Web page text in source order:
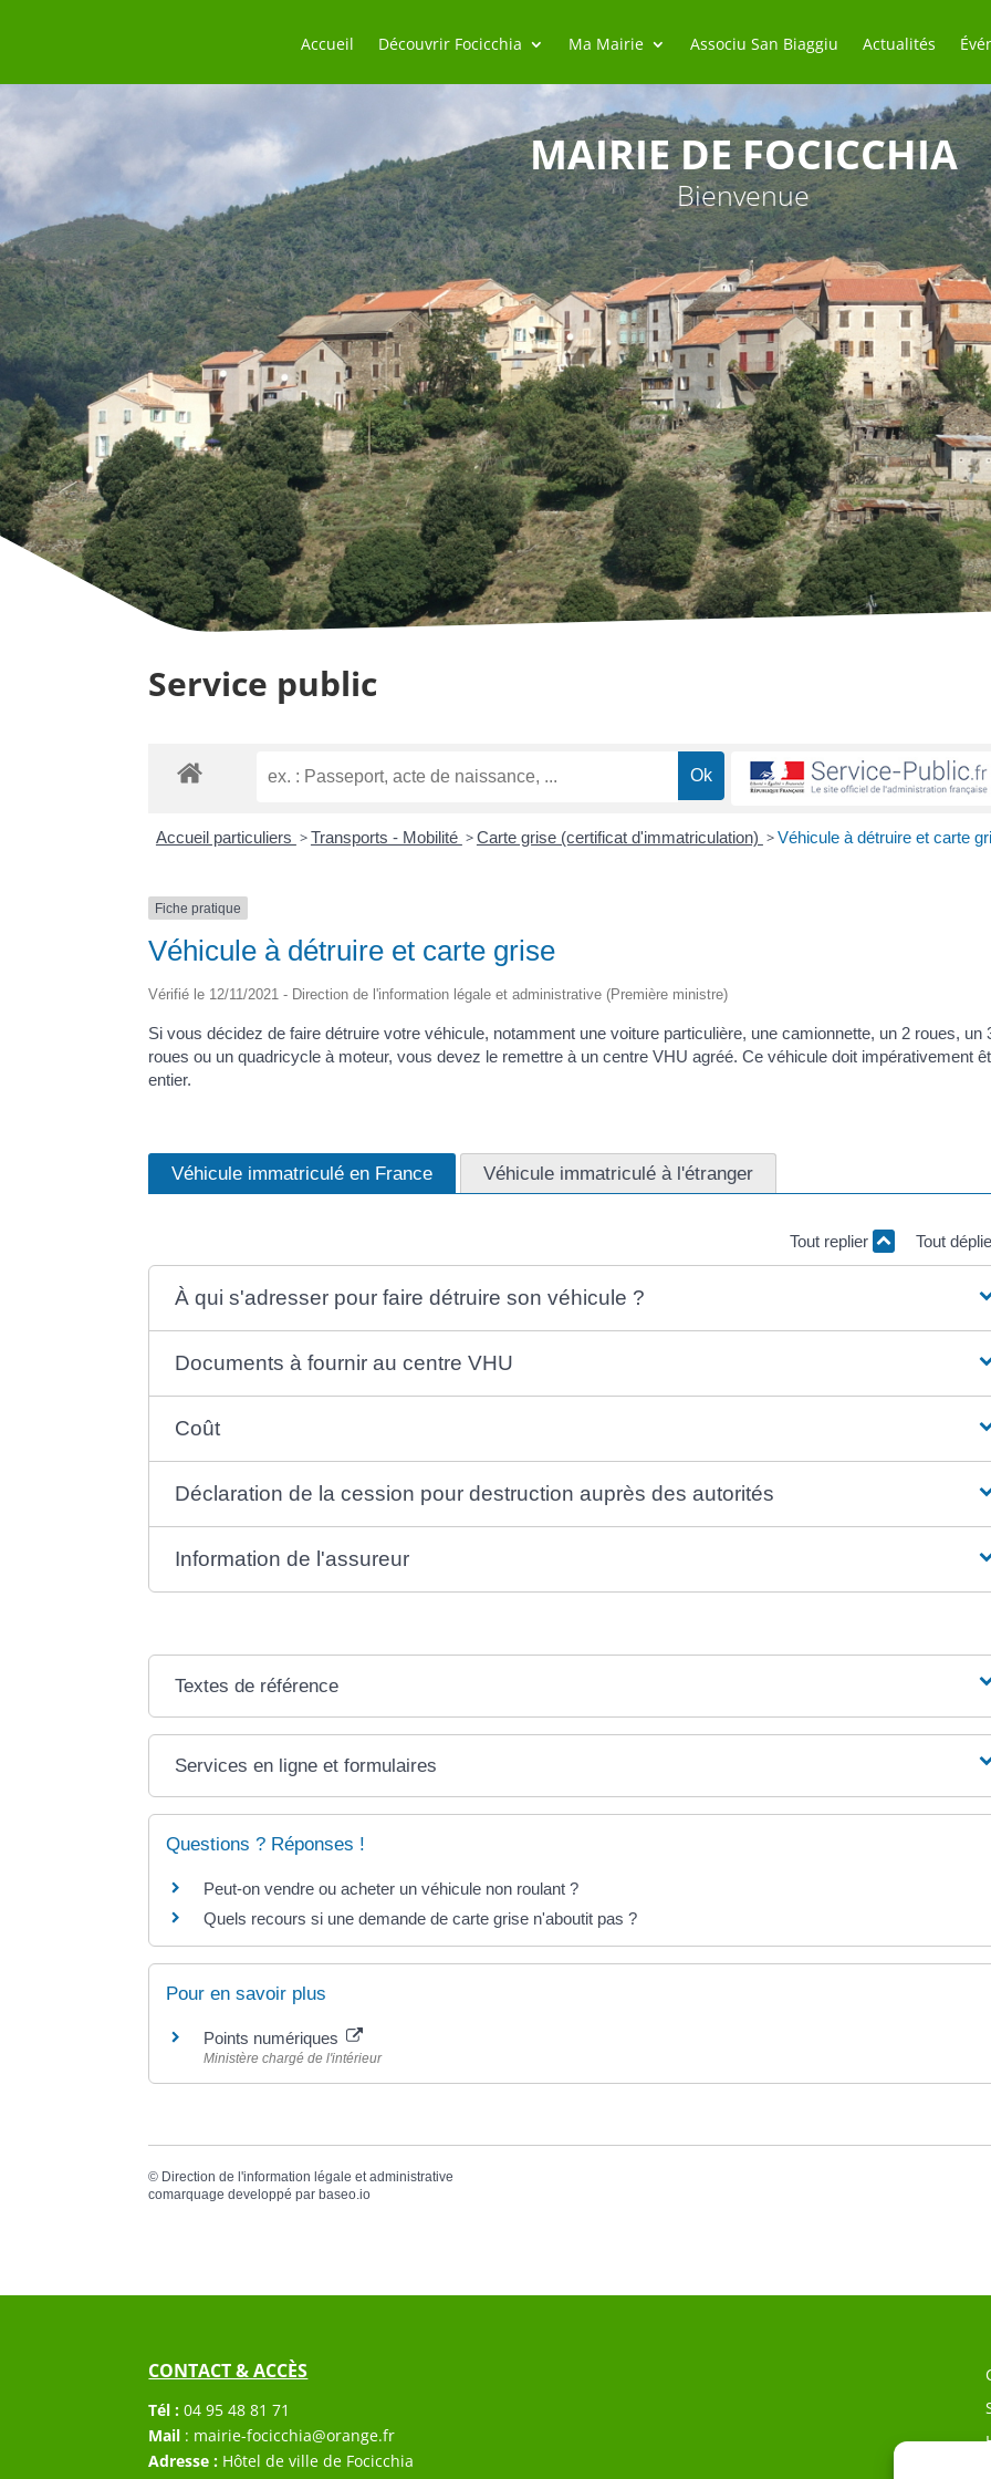
Accueil Découvrir Focicchia Ma Mairie Associu San Biaggiu Actualités
MAIRIE DE FOCICCHIA
Bienvenue
Service public
Accueil particuliers >Transports - Mobilité >Carte grise (certificat d'immatriculation) >Véhicule à détruire et carte
Fiche pratique
Véhicule à détruire et carte grise
Vérifié le 12/11/2021 - Direction de l'information légale et administrative (Première ministre)
Si vous décidez de faire détruire votre véhicule, notamment une voiture particulière, une camionnette, un 2 roues, un
roues ou un quadricycle à moteur, vous devez le remettre à un centre VHU agréé. Ce véhicule doit impérativement
entier.
Véhicule immatriculé en France Véhicule immatriculé à l'étranger
Tout replier Tout
À qui s'adresser pour faire détruire son véhicule ?
Documents à fournir au centre VHU
Coût
Déclaration de la cession pour destruction auprès des autorités
Information de l'assureur
Textes de référence
Services en ligne et formulaires
Questions ? Réponses !
Peut-on vendre ou acheter un véhicule non roulant ?
Quels recours si une demande de carte grise n'aboutit pas ?
Pour en savoir plus
Points numériques
Ministère chargé de l'intérieur
© Direction de l'information légale et administrative
comarquage developpé par baseo.io
CONTACT & ACCÈS
Tél : 04 95 48 81 71
Mail : mairie-focicchia@orange.fr
Adresse : Hôtel de ville de Focicchia